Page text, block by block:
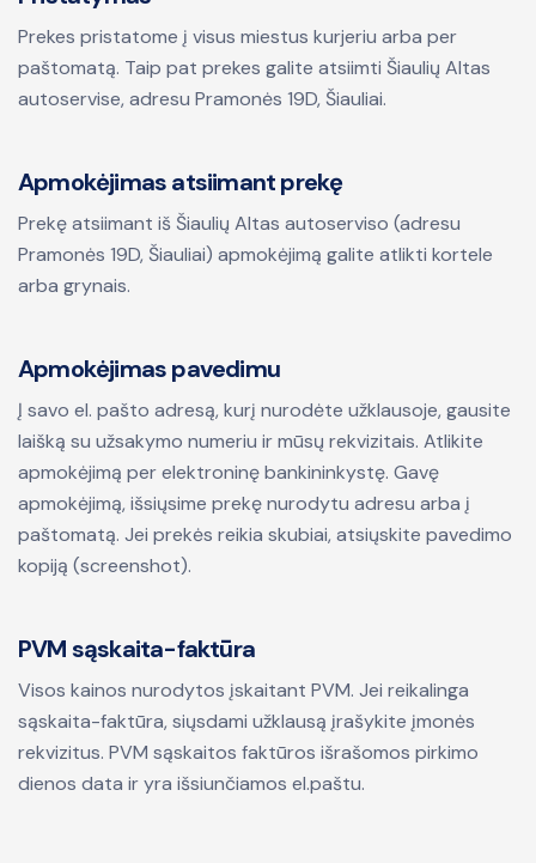
Prekes pristatome į visus miestus kurjeriu arba per
paštomatą. Taip pat prekes galite atsiimti Šiaulių Altas
autoservise, adresu Pramonės 19D, Šiauliai.
Apmokėjimas atsiimant prekę
Prekę atsiimant iš Šiaulių Altas autoserviso (adresu
Pramonės 19D, Šiauliai) apmokėjimą galite atlikti kortele
arba grynais.
Apmokėjimas pavedimu
Į savo el. pašto adresą, kurį nurodėte užklausoje, gausite
laišką su užsakymo numeriu ir mūsų rekvizitais. Atlikite
apmokėjimą per elektroninę bankininkystę. Gavę
apmokėjimą, išsiųsime prekę nurodytu adresu arba į
paštomatą. Jei prekės reikia skubiai, atsiųskite pavedimo
kopiją (screenshot).
PVM sąskaita-faktūra
Visos kainos nurodytos įskaitant PVM. Jei reikalinga
sąskaita-faktūra, siųsdami užklausą įrašykite įmonės
rekvizitus. PVM sąskaitos faktūros išrašomos pirkimo
dienos data ir yra išsiunčiamos el.paštu.